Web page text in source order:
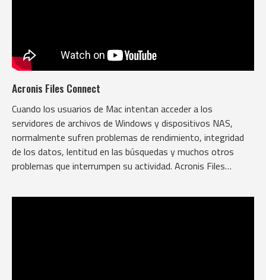
Acronis Files Connect
Cuando los usuarios de Mac intentan acceder a los
servidores de archivos de Windows y dispositivos NAS,
normalmente sufren problemas de rendimiento, integridad
de los datos, lentitud en las búsquedas y muchos otros
problemas que interrumpen su actividad. Acronis Files